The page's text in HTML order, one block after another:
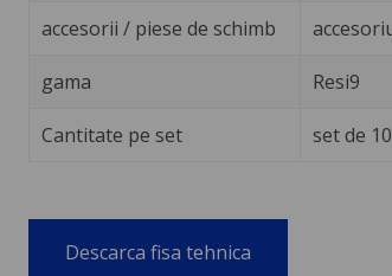
accesorii / piese de schimb
gama Resi9
Cantitate pe set set de 10
Descarca fisa tehnica